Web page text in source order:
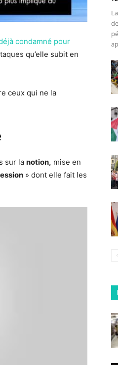
condamné pour
qu’elle subit en
ceux qui ne la
sur la notion, mise en
» dont elle fait les